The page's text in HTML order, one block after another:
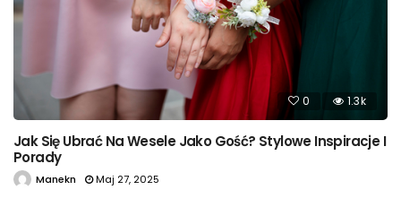
0 1.3k
Jak Się Ubrać Na Wesele Jako Gość? Stylowe Inspiracje I
Porady
Manekn Maj 27, 2025